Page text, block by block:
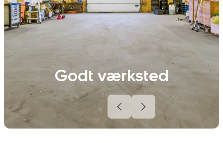
Godt værksted